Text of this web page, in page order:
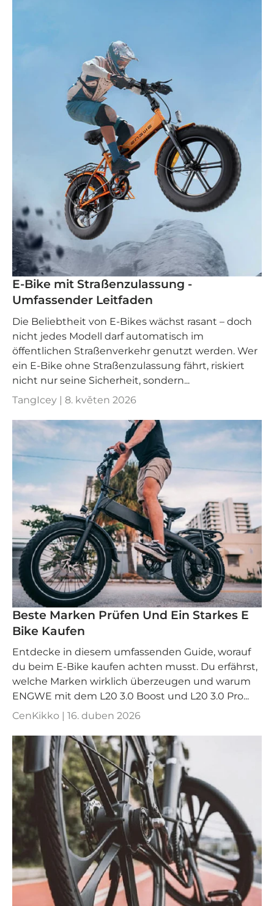
E-Bike mit Straßenzulassung -
Umfassender Leitfaden
Die Beliebtheit von E-Bikes wächst rasant – doch
nicht jedes Modell darf automatisch im
öffentlichen Straßenverkehr genutzt werden. Wer
ein E-Bike ohne Straßenzulassung fährt, riskiert
nicht nur seine Sicherheit, sondern...
TangIcey | 8. květen 2026
Beste Marken Prüfen Und Ein Starkes E
Bike Kaufen
Entdecke in diesem umfassenden Guide, worauf
du beim E-Bike kaufen achten musst. Du erfährst,
welche Marken wirklich überzeugen und warum
ENGWE mit dem L20 3.0 Boost und L20 3.0 Pro...
CenKikko | 16. duben 2026